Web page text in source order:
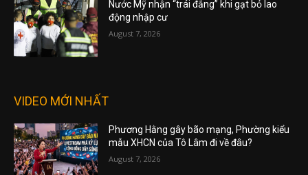
Nước Mỹ nhận “trái đắng” khi gạt bỏ lao
động nhập cư
August 7, 2026
VIDEO MỚI NHẤT
Phương Hằng gây bão mạng, Phường kiểu
mẫu XHCN của Tô Lâm đi về đâu?
August 7, 2026